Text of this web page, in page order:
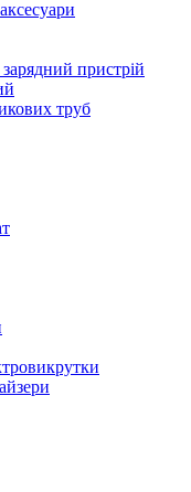
пристрій
труб